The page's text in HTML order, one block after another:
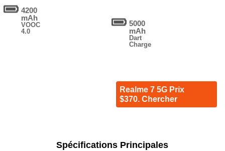
4200
mAh
VOOC
4.0
5000
mAh
Dart
Charge
Realme 7 5G Prix
$370. Chercher
Spécifications Principales